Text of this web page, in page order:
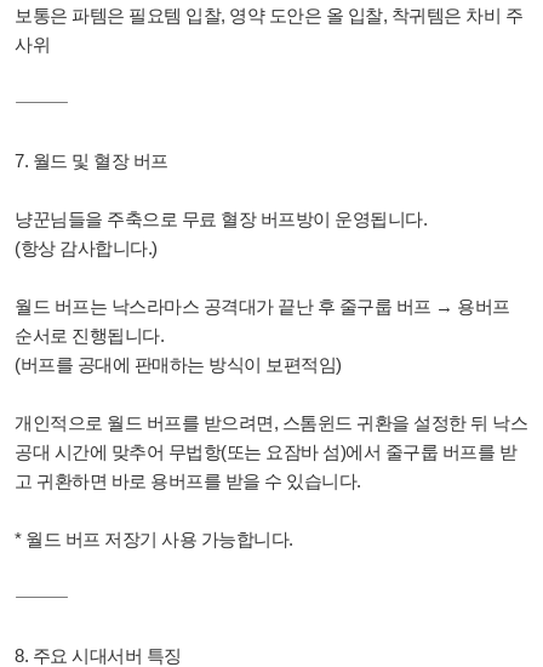
보통은 파템은 필요템 입찰, 영약 도안은 올 입찰, 착귀템은 차비 주
사위
⸻
7. 월드 및 혈장 버프
냥꾼님들을 주축으로 무료 혈장 버프방이 운영됩니다.
(항상 감사합니다.)
월드 버프는 낙스라마스 공격대가 끝난 후 줄구룹 버프 → 용버프
순서로 진행됩니다.
(버프를 공대에 판매하는 방식이 보편적임)
개인적으로 월드 버프를 받으려면, 스톰윈드 귀환을 설정한 뒤 낙스
공대 시간에 맞추어 무법항(또는 요잠바 섬)에서 줄구룹 버프를 받
고 귀환하면 바로 용버프를 받을 수 있습니다.
* 월드 버프 저장기 사용 가능합니다.
⸻
8. 주요 시대서버 특징